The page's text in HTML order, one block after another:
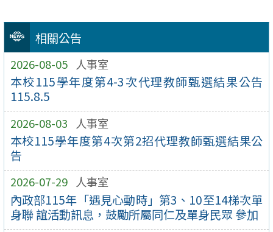
相關公告
2026-08-05 人事室
本校115學年度第4-3次代理教師甄選結果公告
115.8.5
2026-08-03 人事室
本校115學年度第4次第2招代理教師甄選結果公
告
2026-07-29 人事室
內政部115年「遇見心動時」第3、10至14梯次單
身聯 誼活動訊息，鼓勵所屬同仁及單身民眾 參加